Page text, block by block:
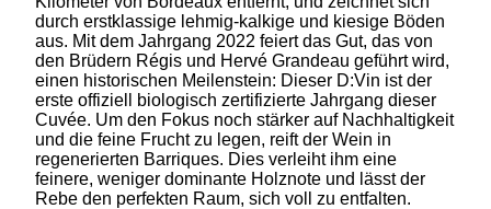
durch erstklassige lehmig-kalkige und kiesige Böden
aus. Mit dem Jahrgang 2022 feiert das Gut, das von
den Brüdern Régis und Hervé Grandeau geführt wird,
einen historischen Meilenstein: Dieser D:Vin ist der
erste offiziell biologisch zertifizierte Jahrgang dieser
Cuvée. Um den Fokus noch stärker auf Nachhaltigkeit
und die feine Frucht zu legen, reift der Wein in
regenerierten Barriques. Dies verleiht ihm eine
feinere, weniger dominante Holznote und lässt der
Rebe den perfekten Raum, sich voll zu entfalten.